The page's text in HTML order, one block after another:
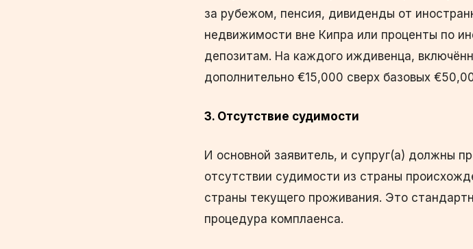
за рубежом, пенсия, дивиденды от
недвижимости вне Кипра или проценты по
депозитам. На каждого иждивенца,
дополнительно €15,000 сверх базовых
3. Отсутствие судимости
И основной заявитель, и супруг(а) должны
отсутствии судимости из страны
страны текущего проживания. Это
процедура комплаенса.